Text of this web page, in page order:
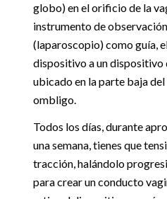
globo) en el orificio de la
instrumento de
(laparoscopio) como guía,
dispositivo a un dispositivo
ubicado en la parte baja
ombligo.
Todos los días, durante
una semana, tienes que
tracción, halándolo
para crear un conducto